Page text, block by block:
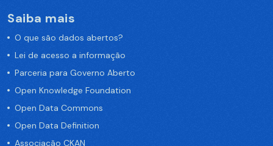
Saiba mais
O que são dados abertos?
Lei de acesso a informação
Parceria para Governo Aberto
Open Knowledge Foundation
Open Data Commons
Open Data Definition
Associação CKAN